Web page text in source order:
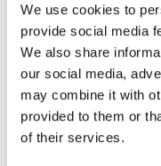
We use cookies to
provide social media
We also share
our social media,
may combine it with
provided to them or
of their services.
Bekijk ook